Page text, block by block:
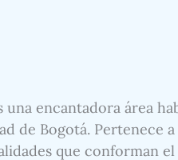
una encantadora área
de Bogotá. Pertenece
que conforman